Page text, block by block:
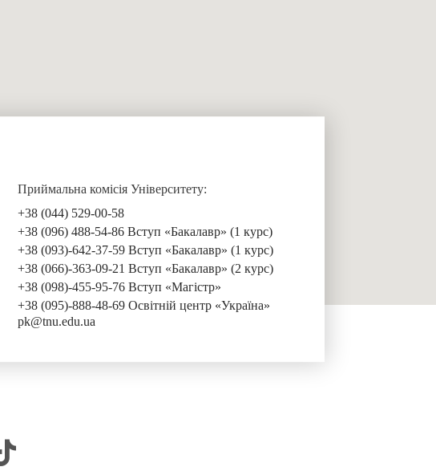
Приймальна комісія Університету:
+38 (044) 529-00-58
+38 (096) 488-54-86 Вступ «Бакалавр» (1 курс)
+38 (093)-642-37-59 Вступ «Бакалавр» (1 курс)
+38 (066)-363-09-21 Вступ «Бакалавр» (2 курс)
+38 (098)-455-95-76 Вступ «Магістр»
+38 (095)-888-48-69 Освітній центр «Україна»
pk@tnu.edu.ua